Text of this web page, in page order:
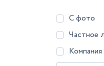
С фото
Частное
Компания